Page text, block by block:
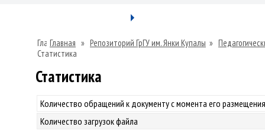
Главная » Репозиторий ГрГУ им. Янки Купалы »
Статистика
Статистика
Количество обращений к документу с момента его
Количество загрузок файла